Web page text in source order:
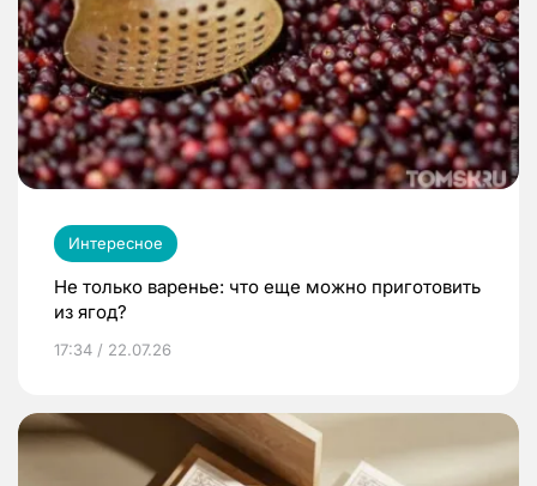
Интересное
Не только варенье: что еще можно приготовить
из ягод?
17:34 / 22.07.26